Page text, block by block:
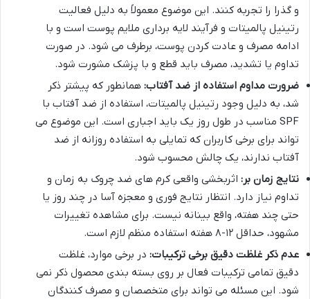
و گذرا را تجربه کنند. این موضوع معمولاً به دلیل فعالیت
رتینیل پالمیتات و فرآیند لایه برداری ملایم پوست است و با
ادامه مصرف و عادت کردن پوست، برطرف می شود. در صورت
تداوم یا تشدید، مصرف باید قطع و با پزشک مشورت شود.
ضرورت مداوم استفاده از ضد آفتاب: همانطور که پیشتر ذکر
شد، به دلیل وجود رتینیل پالمیتات، استفاده از ضد آفتاب با
SPF مناسب در طول روز یک باید اجباری است. این موضوع می
تواند برای برخی کاربران که تمایلی به استفاده روزانه از ضد
آفتاب ندارند، یک چالش محسوب شود.
نتایج زمان بر: اثربخشی واقعی کرم های ضد چروک به زمان و
تداوم نیاز دارد. انتظار نتایج فوری و معجزه آسا در چند روز یا
حتی چند هفته، واقع بینانه نیست. برای مشاهده تغییرات
مشهود، حداقل ۱۲-۸ هفته استفاده منظم لازم است.
عدم ذکر غلظت دقیق برخی ترکیبات: در برخی موارد، غلظت
دقیق تمامی ترکیبات فعال بر روی بسته بندی محصول ذکر نمی
شود. این مسئله می تواند برای متخصصان و مصرف کنندگان